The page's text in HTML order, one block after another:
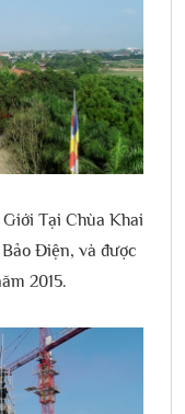
Tại Chùa Khai
Điện, và được
2015.